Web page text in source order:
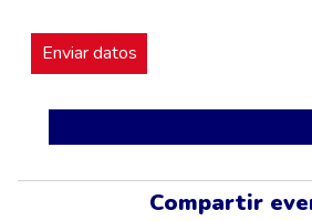
Compartir